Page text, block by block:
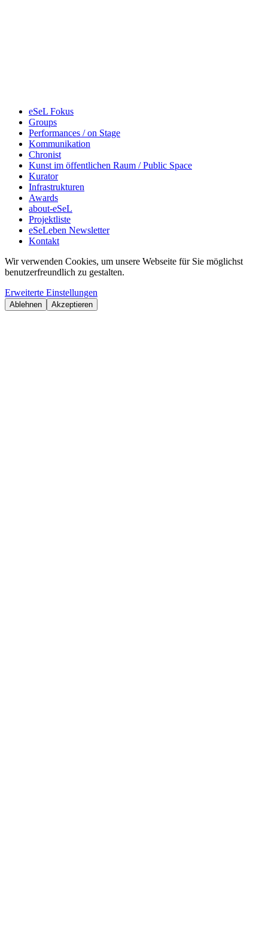
eSeL Fokus
Groups
Performances / on Stage
Kommunikation
Chronist
Kunst im öffentlichen Raum / Public Space
Kurator
Infrastrukturen
Awards
about-eSeL
Projektliste
eSeLeben Newsletter
Kontakt
Wir verwenden Cookies, um unsere Webseite für Sie möglichst
benutzerfreundlich zu gestalten.
Erweiterte Einstellungen
Ablehnen Akzeptieren